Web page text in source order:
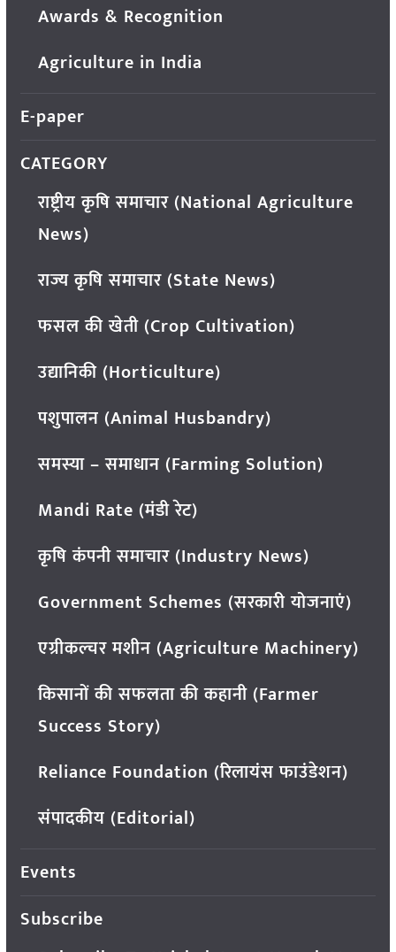
Awards & Recognition
Agriculture in India
E-paper
CATEGORY
राष्ट्रीय कृषि समाचार (National Agriculture
News)
राज्य कृषि समाचार (State News)
फसल की खेती (Crop Cultivation)
उद्यानिकी (Horticulture)
पशुपालन (Animal Husbandry)
समस्या – समाधान (Farming Solution)
Mandi Rate (मंडी रेट)
कृषि कंपनी समाचार (Industry News)
Government Schemes (सरकारी योजनाएं)
एग्रीकल्चर मशीन (Agriculture Machinery)
किसानों की सफलता की कहानी (Farmer
Success Story)
Reliance Foundation (रिलायंस फाउंडेशन)
संपादकीय (Editorial)
Events
Subscribe